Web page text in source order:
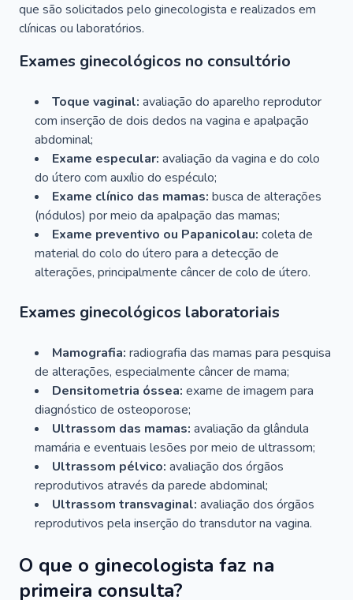
que são solicitados pelo ginecologista e realizados em
clínicas ou laboratórios.
Exames ginecológicos no consultório
Toque vaginal: avaliação do aparelho reprodutor
com inserção de dois dedos na vagina e apalpação
abdominal;
Exame especular: avaliação da vagina e do colo
do útero com auxílio do espéculo;
Exame clínico das mamas: busca de alterações
(nódulos) por meio da apalpação das mamas;
Exame preventivo ou Papanicolau: coleta de
material do colo do útero para a detecção de
alterações, principalmente câncer de colo de útero.
Exames ginecológicos laboratoriais
Mamografia: radiografia das mamas para pesquisa
de alterações, especialmente câncer de mama;
Densitometria óssea: exame de imagem para
diagnóstico de osteoporose;
Ultrassom das mamas: avaliação da glândula
mamária e eventuais lesões por meio de ultrassom;
Ultrassom pélvico: avaliação dos órgãos
reprodutivos através da parede abdominal;
Ultrassom transvaginal: avaliação dos órgãos
reprodutivos pela inserção do transdutor na vagina.
O que o ginecologista faz na
primeira consulta?